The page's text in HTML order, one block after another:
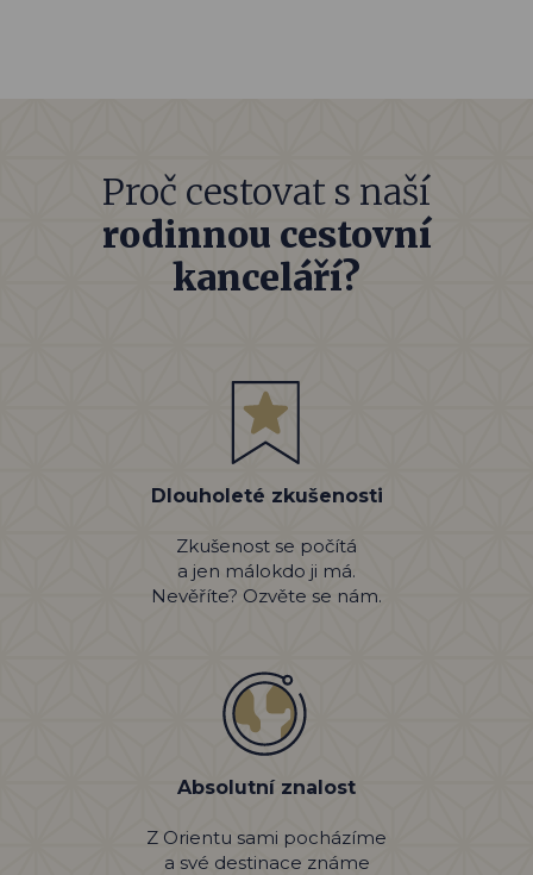
Proč cestovat s naší
rodinnou cestovní
kanceláří?
Dlouholeté zkušenosti
Zkušenost se počítá
a jen málokdo ji má.
Nevěříte? Ozvěte se nám.
Absolutní znalost
Z Orientu sami pocházíme
a své destinace známe